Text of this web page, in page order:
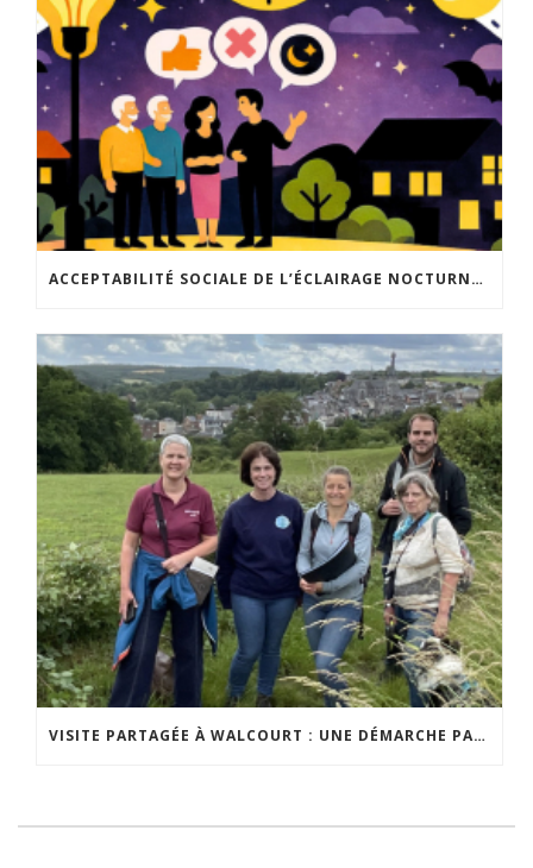
ACCEPTABILITÉ SOCIALE DE L’ÉCLAIRAGE NOCTURNE : LE REPLAY EST DISPONIBLE
VISITE PARTAGÉE À WALCOURT : UNE DÉMARCHE PARTICIPATIVE ANIMÉE PAR ESPACE ENVIRONNEMENT